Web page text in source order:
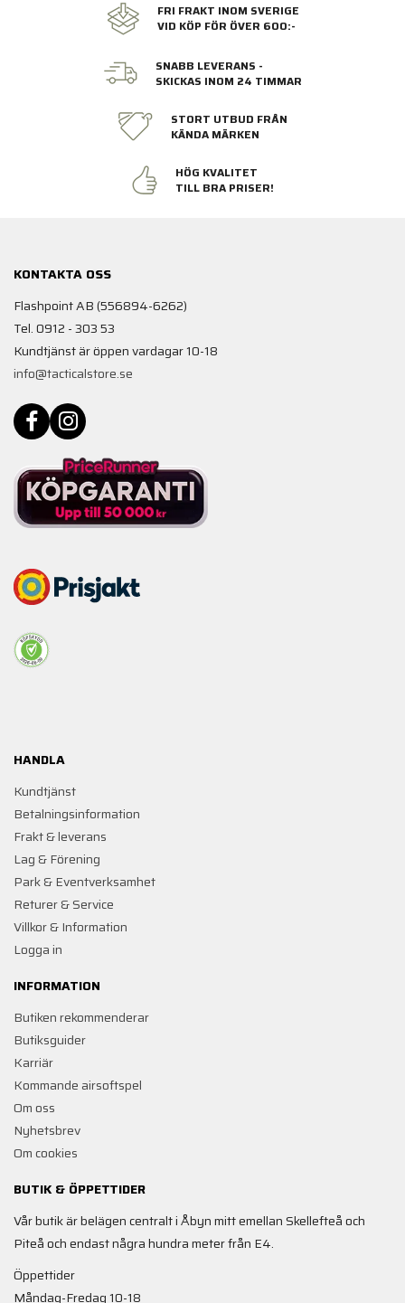
FRI FRAKT INOM SVERIGE
VID KÖP FÖR ÖVER 600:-
SNABB LEVERANS -
SKICKAS INOM 24 TIMMAR
STORT UTBUD FRÅN
KÄNDA MÄRKEN
HÖG KVALITET
TILL BRA PRISER!
KONTAKTA OSS
Flashpoint AB (556894-6262)
Tel. 0912 - 303 53
Kundtjänst är öppen vardagar 10-18
info@tacticalstore.se
HANDLA
Kundtjänst
Betalningsinformation
Frakt & leverans
Lag & Förening
Park & Eventverksamhet
Returer & Service
Villkor & Information
Logga in
INFORMATION
Butiken rekommenderar
Butiksguider
Karriär
Kommande airsoftspel
Om oss
Nyhetsbrev
Om cookies
BUTIK & ÖPPETTIDER
Vår butik är belägen centralt i Åbyn mitt emellan Skellefteå och
Piteå och endast några hundra meter från E4.
Öppettider
Måndag-Fredag 10-18